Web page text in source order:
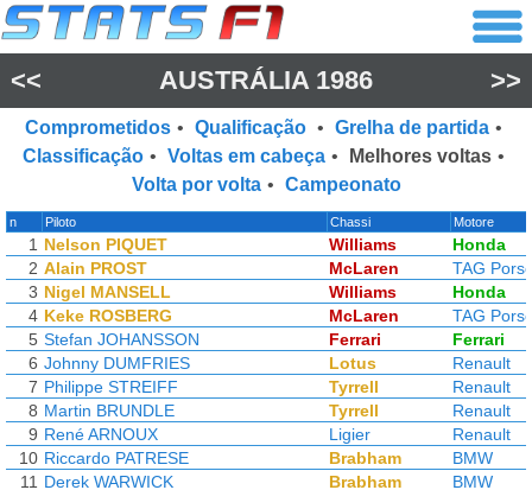
<< AUSTRÁLIA 1986 >>
Comprometidos • Qualificação • Grelha de partida •
Classificação • Voltas em cabeça • Melhores voltas •
Volta por volta • Campeonato
n Piloto Chassi Motore
1 Nelson PIQUET Williams
Honda
2 Alain PROST McLaren
TAG
3 Nigel MANSELL Williams
Honda
4 Keke ROSBERG McLaren
TAG
5 Stefan JOHANSSON Ferrari
Ferrari
6 Johnny DUMFRIES Lotus
Renault
7 Philippe STREIFF Tyrrell
Renault
8 Martin BRUNDLE Tyrrell
Renault
9 René ARNOUX Ligier
Renault
10 Riccardo PATRESE Brabham
BMW
11 Derek WARWICK Brabham
BMW